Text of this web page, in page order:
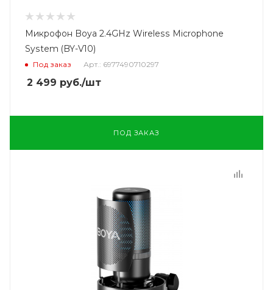
Микрофон Boya 2.4GHz Wireless Microphone
System (BY-V10)
Под заказ Арт.: 6977490710297
2 499 руб./шт
ПОД ЗАКАЗ